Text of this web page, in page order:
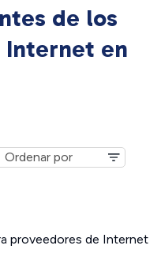
de los
Internet en
proveedores de Internet